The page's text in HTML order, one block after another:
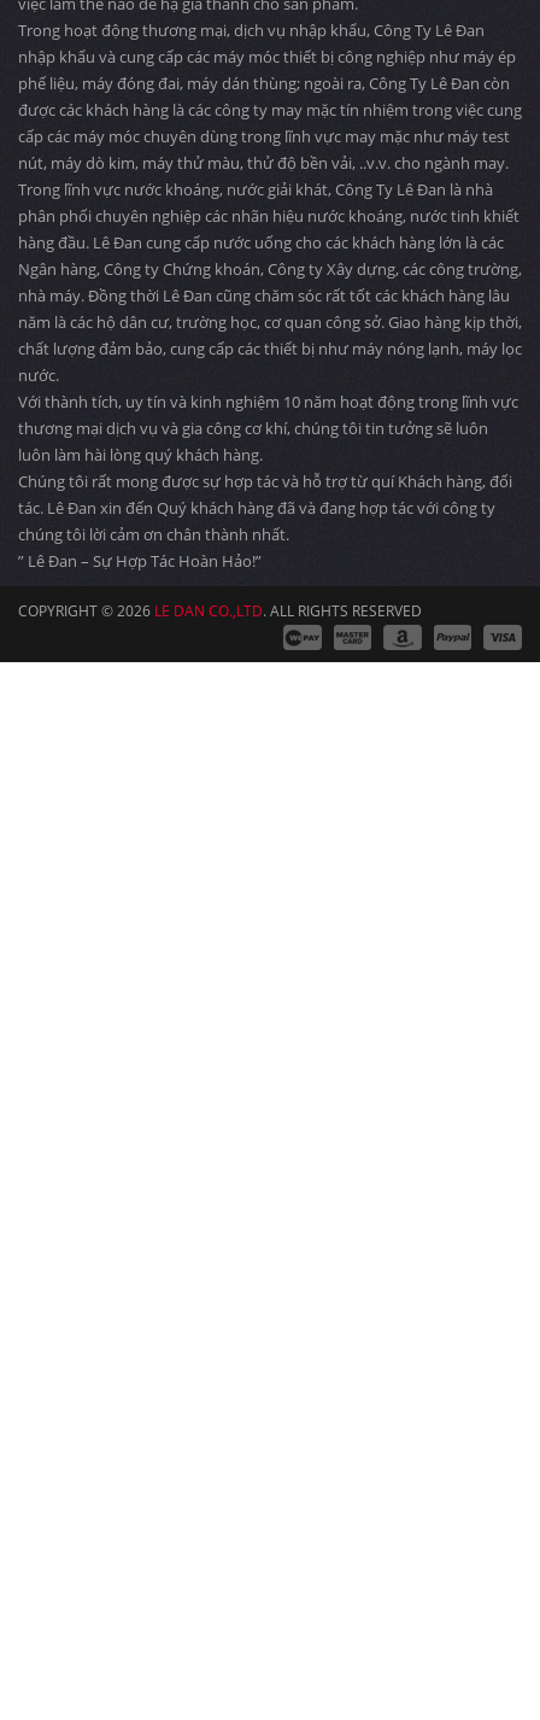
Trong hoạt động thương mại, dịch vụ nhập khẩu, Công Ty Lê Đan
nhập khẩu và cung cấp các máy móc thiết bị công nghiệp như máy ép
phế liệu, máy đóng đai, máy dán thùng; ngoài ra, Công Ty Lê Đan còn
được các khách hàng là các công ty may mặc tín nhiệm trong việc cung
cấp các máy móc chuyên dùng trong lĩnh vực may mặc như máy test
nút, máy dò kim, máy thử màu, thử độ bền vải, ..v.v. cho ngành may.
Trong lĩnh vực nước khoáng, nước giải khát, Công Ty Lê Đan là nhà
phân phối chuyên nghiệp các nhãn hiệu nước khoáng, nước tinh khiết
hàng đầu. Lê Đan cung cấp nước uống cho các khách hàng lớn là các
Ngân hàng, Công ty Chứng khoán, Công ty Xây dựng, các công trường,
nhà máy. Đồng thời Lê Đan cũng chăm sóc rất tốt các khách hàng lâu
năm là các hộ dân cư, trường học, cơ quan công sở. Giao hàng kịp thời,
chất lượng đảm bảo, cung cấp các thiết bị như máy nóng lạnh, máy lọc
nước.
Với thành tích, uy tín và kinh nghiệm 10 năm hoạt động trong lĩnh vực
thương mại dịch vụ và gia công cơ khí, chúng tôi tin tưởng sẽ luôn
luôn làm hài lòng quý khách hàng.
Chúng tôi rất mong được sự hợp tác và hỗ trợ từ quí Khách hàng, đối
tác. Lê Đan xin đến Quý khách hàng đã và đang hợp tác với công ty
chúng tôi lời cảm ơn chân thành nhất.
” Lê Đan – Sự Hợp Tác Hoàn Hảo!”
COPYRIGHT © 2026 LE DAN CO.,LTD. ALL RIGHTS RESERVED